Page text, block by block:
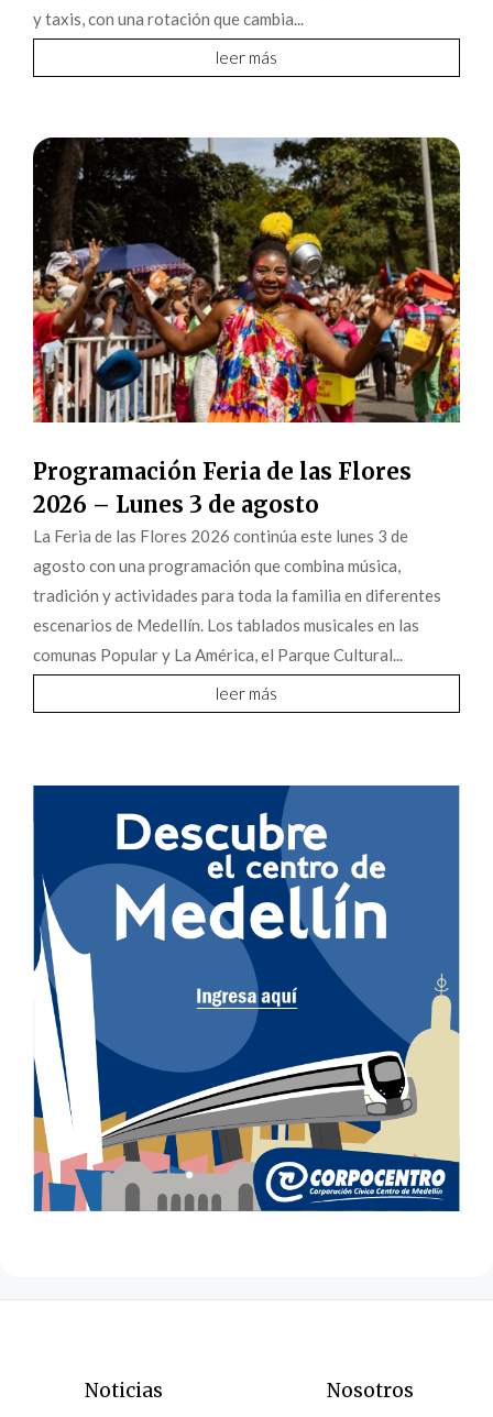
y taxis, con una rotación que cambia...
leer más
Programación Feria de las Flores
2026 – Lunes 3 de agosto
La Feria de las Flores 2026 continúa este lunes 3 de
agosto con una programación que combina música,
tradición y actividades para toda la familia en diferentes
escenarios de Medellín. Los tablados musicales en las
comunas Popular y La América, el Parque Cultural...
leer más
Noticias Nosotros